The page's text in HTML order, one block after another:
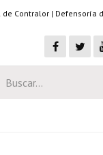
de Contralor | Defensoría